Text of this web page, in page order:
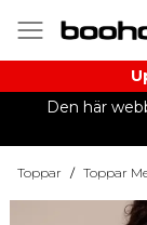
Den här
Toppar / Toppar